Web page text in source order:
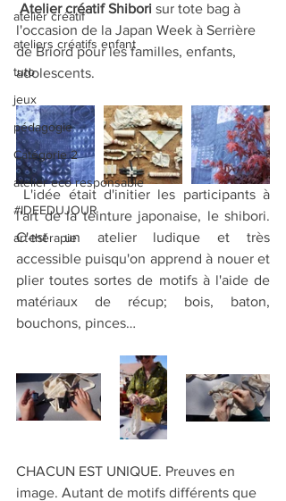
atelier créatif
ateliers créatifs enfant
tuto
jeux
pédagogie
Catégorie 2
atelier eco responsable
#IDEEDUJOUR
art-thérapie
Atelier créatif Shibori sur tote bag à
l'occasion de la Japan Week à Serrière
de Briord pour les familles, enfants,
adolescents.
l'art de la teinture japonaise, le shibori.
C'est un atelier ludique et très
accessible puisqu'on apprend à nouer et
plier toutes sortes de motifs à l'aide de
matériaux de récup; bois, baton,
bouchons, pinces…
CHACUN EST UNIQUE. Preuves en
image. Autant de motifs différents que